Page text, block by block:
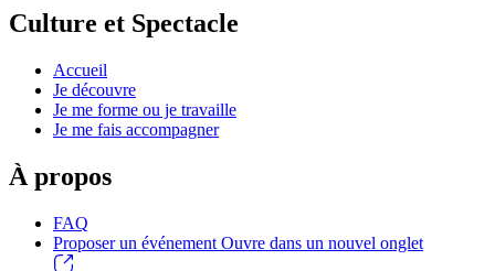
Culture et Spectacle
Accueil
Je découvre
Je me forme ou je travaille
Je me fais accompagner
À propos
FAQ
Proposer un événement Ouvre dans un nouvel onglet